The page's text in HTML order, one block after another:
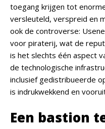
toegang krijgen tot
versleuteld, verspreid en
ook de controverse:
voor piraterij, wat de
is het slechts één aspect
de technologische
inclusief gedistribueerde
is indrukwekkend en
Een bastion